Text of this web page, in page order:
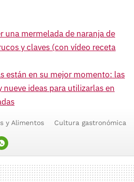
una mermelada de naranja de
y claves (con vídeo receta
están en su mejor momento: las
nueve ideas para utilizarlas en
y Alimentos Cultura gastronómica